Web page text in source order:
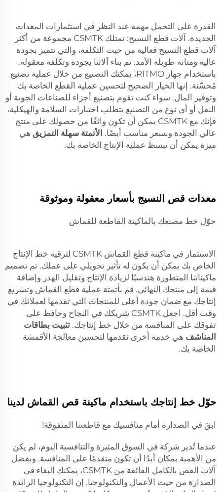
القدرة على التحمل مهمة عند النظر في استثمارات المعدات
الجديدة. آلات قطع النسيج: تمتلك CSMTK مجموعة من أكثر
آلات قطع النسيج فعالية من حيث التكلفة، والتي تتميز بجودة
عالية ومتانة طويلة الأمد. تم بناء آلاتنا بجودة وتكلفة معقولة.
باستخدام جهاز RITMO، يمكنك التصنيع من خلال عملية تصنيع
مُحسّنة. إنها الخيار الصحيح لتحسين عملية القطع الخاصة بك
وتوفير المال. سواء كنت تقوم بتصنيع أجزاء للصناعات الجوية أو
النقل أو أي نوع من التصنيع يتطلب اختبارات السلامة والهيكلية،
فإنك مع CSMTK يمكن أن تكون واثقًا من حصولك على منتج
عالي الجودة وبسعر مناسب أيضًا. الأتمتة سهلة التمزيق هي
ميزة يمكن أن تبسط عملية الإنتاج الخاصة بك.
معدات قص النسيج بأسعار معقولة وموثوقة
حوّل خط مصنعك بالماكينة القاطعة للقماش
الاستثمار في ماكينة قطع القماش CSMTK لترقية خط الإنتاج
الخاص بك يمكن أن يكون له تأثير تحويلي على عملك. تم تصميم
ماكيناتنا المتطورة هندسيًا لزيادة الإنتاج وتقليل الهدر وإضافة
قيمة إلى منتجك النهائي. قم بأتمتة عملية قطع القماش وتسريع
إنتاجك مع ضمان جودة أعلى للمنتجات التي تقدمها لعملائك في
وقت أقل. اجعل CSMTK شريكك في النجاح وحافظ على
تفوقك على المنافسة من خلال خط إنتاجك. تثبيت بطاقات
المناشف هي خدمة أخرى نقدمها لتحسين معالجة الأقمشة
الخاصة بك.
حوّل خط إنتاجك باستخدام ماكينة قص القماش لدينا
ابقَ في الصدارة أمام منافسيك مع قاطعتنا المتفوقة!
عندما تُدير شركة في السوق المثيرة والتنافسية اليوم، لم يكن
من الأهمية بمكان أبدًا أن تكون متقدمًا على المنافسة. وبفضل
آلات القص بالكامل الفائقة من CSMTK، يمكنك البقاء في
الصدارة من حيث الأعمال والتكنولوجيا. إن التكنولوجيا الرائدة